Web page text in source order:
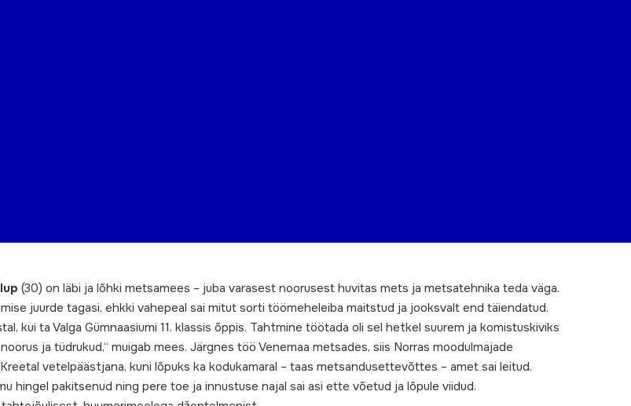
(30) on läbi ja lõhki metsamees – juba varasest noorusest huvitas mets ja metsatehnika teda väga.
juurde tagasi, ehkki vahepeal sai mitut sorti töömeheleiba maitstud ja jooksvalt end täiendatud.
kui ta Valga Gümnaasiumi 11. klassis õppis. Tahtmine töötada oli sel hetkel suurem ja komistuskiviks
ja tüdrukud,“ muigab mees. Järgnes töö Venemaa metsades, siis Norras moodulmajade
vetelpäästjana, kuni lõpuks ka kodukamaral – taas metsandusettevõttes – amet sai leitud.
hingel pakitsenud ning pere toe ja innustuse najal sai asi ette võetud ja lõpule viidud.